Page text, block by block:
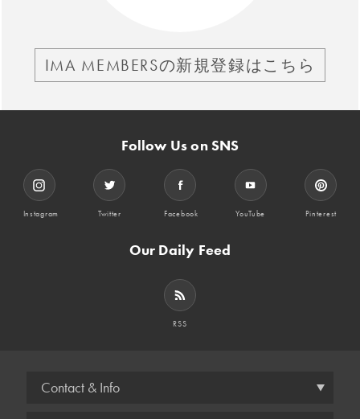
IMA MEMBERSの新規登録はこちら
Follow Us on SNS
Instagram Twitter Facebook YouTube Pinterest
Our Daily Feed
RSS
Contact & Info